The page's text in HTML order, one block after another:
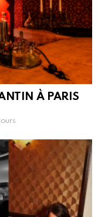
À PARIS